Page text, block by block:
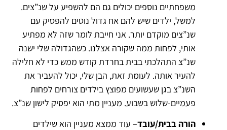
משפחתיים נוספים יכולים גם הם להשפיע על שנ”צים.
למשל, ילדים שיש להם אח גדול נוטים להפסיק עם
שנ”צים מוקדם יותר. אני חייבת לומר שזה לא מפתיע
אותי, לפחות ממה שקורה אצלנו. כשהגדולה שלי ישנה
שנ”צ התהלכתי בבית בחרדת קודש ממש כדי לא חלילה
להעיר אותה. לעומת זאת, הבן שלי, יכול להעביר את
השנ”צ בגן שעשועים מפוצץ בילדים צורחים לפחות
פעמיים-שלוש בשבוע. מעניין מתי הוא יפסיק לישון שנ”צ.
הורה בבית/עובד– עוד ממצא מעניין הוא שילדים